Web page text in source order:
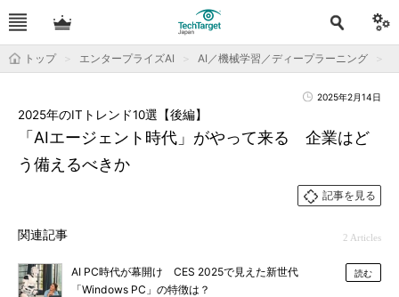
トップ エンタープライズAI AI／機械学習／ディープラーニング
2025年2月14日
「AIエージェント時代」がやって来る 企業はど
う備えるべきか
2025年のITトレンド10選【後編】
記事を見る
関連記事 2 Articles
AI PC時代が幕開け CES 2025で見えた新世代
「Windows PC」の特徴は？
読む